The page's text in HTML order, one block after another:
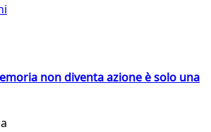
non diventa azione è solo una